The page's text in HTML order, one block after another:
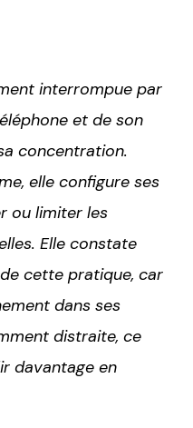
interrompue par
et de son
concentration.
elle configure ses
ou limiter les
Elle constate
cette pratique, car
dans ses
distraite, ce
davantage en